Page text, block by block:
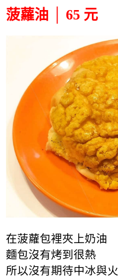
菠蘿油 │ 65 元
在菠蘿包裡夾上奶油
麵包沒有烤到很熱
所以沒有期待中冰與火